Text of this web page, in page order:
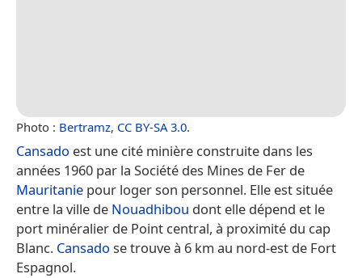
Photo : Bertramz, CC BY-SA 3.0.
Cansado est une cité minière construite dans les
années 1960 par la Société des Mines de Fer de
Mauritanie pour loger son personnel. Elle est située
entre la ville de Nouadhibou dont elle dépend et le
port minéralier de Point central, à proximité du cap
Blanc. Cansado se trouve à 6 km au nord-est de Fort
Espagnol.